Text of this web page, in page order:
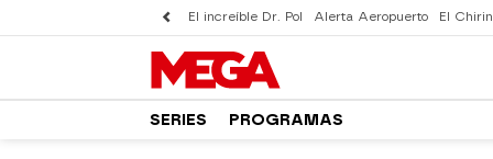
El increíble Dr. Pol Alerta Aeropuerto El
SERIES PROGRAMAS